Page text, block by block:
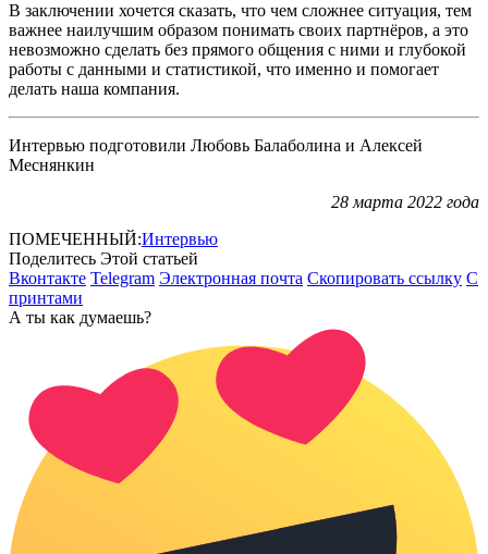
В заключении хочется сказать, что чем сложнее ситуация, тем
важнее наилучшим образом понимать своих партнёров, а это
невозможно сделать без прямого общения с ними и глубокой
работы с данными и статистикой, что именно и помогает
делать наша компания.
Интервью подготовили Любовь Балаболина и Алексей
Меснянкин
28 марта 2022 года
ПОМЕЧЕННЫЙ:Интервью
Поделитесь Этой статьей
Вконтакте Telegram Электронная почта Скопировать ссылку С
принтами
А ты как думаешь?